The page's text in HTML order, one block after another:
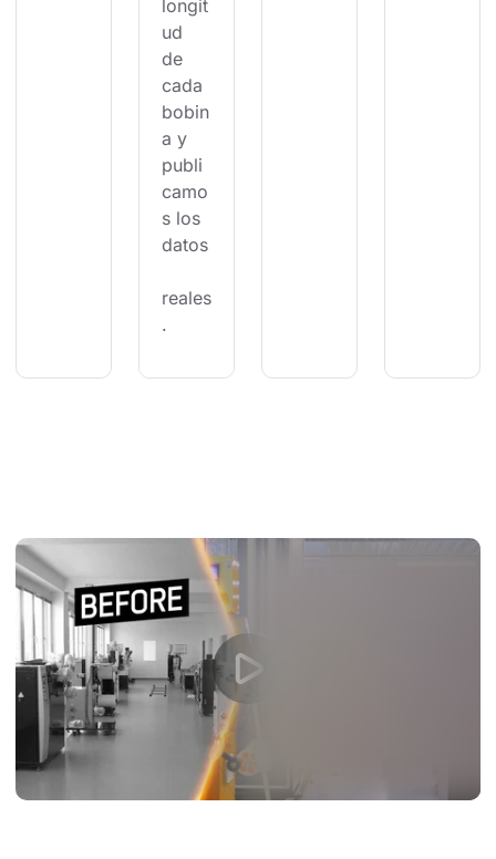
longit
ud
de
cada
bobin
a y
publi
camo
s los
datos
reales
.